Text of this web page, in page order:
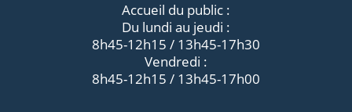
Accueil du public :
Du lundi au jeudi :
8h45-12h15 / 13h45-17h30
Vendredi :
8h45-12h15 / 13h45-17h00